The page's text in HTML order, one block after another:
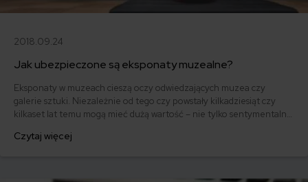
2018.09.24
Jak ubezpieczone są eksponaty muzealne?
Eksponaty w muzeach cieszą oczy odwiedzających muzea czy
galerie sztuki. Niezależnie od tego czy powstały kilkadziesiąt czy
kilkaset lat temu mogą mieć dużą wartość – nie tylko sentymentalną
Czytaj więcej